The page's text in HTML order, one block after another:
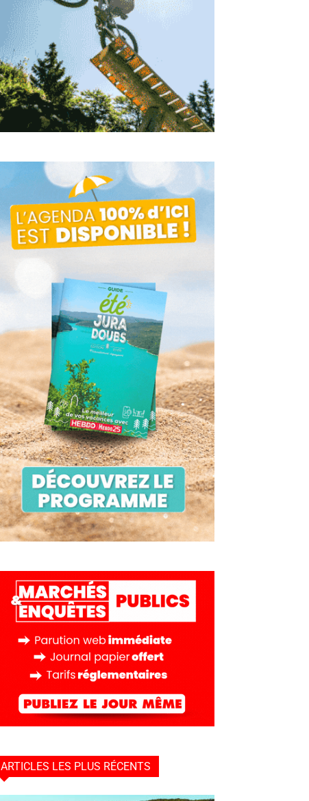
ARTICLES LES PLUS RÉCENTS